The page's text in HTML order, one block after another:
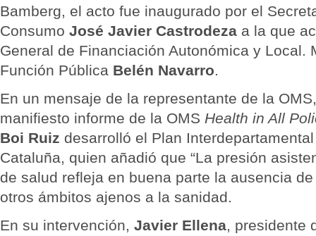
Bamberg, el acto fue inaugurado por el
Consumo José Javier Castrodeza a la que
General de Financiación Autonómica y Local.
Función Pública Belén Navarro.
En un mensaje de la representante de la
manifiesto informe de la OMS Health in All
Boi Ruiz desarrolló el Plan
Cataluña, quien añadió que “La presión
de salud refleja en buena parte la ausencia
otros ámbitos ajenos a la sanidad.
En su intervención, Javier Ellena, presidente